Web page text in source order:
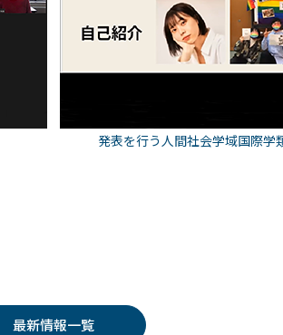
発表を行う人間社会学域国際学
最新情報一覧